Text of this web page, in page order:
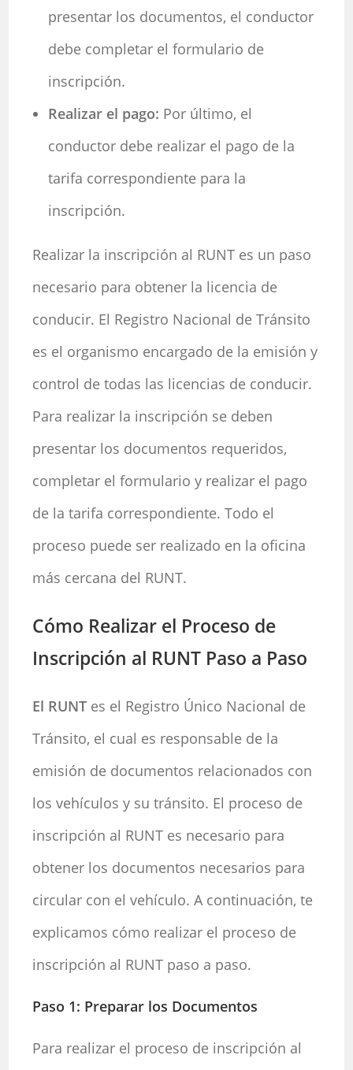
presentar los documentos, el conductor
debe completar el formulario de
inscripción.
Realizar el pago: Por último, el
conductor debe realizar el pago de la
tarifa correspondiente para la
inscripción.
Realizar la inscripción al RUNT es un paso
necesario para obtener la licencia de
conducir. El Registro Nacional de Tránsito
es el organismo encargado de la emisión y
control de todas las licencias de conducir.
Para realizar la inscripción se deben
presentar los documentos requeridos,
completar el formulario y realizar el pago
de la tarifa correspondiente. Todo el
proceso puede ser realizado en la oficina
más cercana del RUNT.
Cómo Realizar el Proceso de
Inscripción al RUNT Paso a Paso
El RUNT es el Registro Único Nacional de
Tránsito, el cual es responsable de la
emisión de documentos relacionados con
los vehículos y su tránsito. El proceso de
inscripción al RUNT es necesario para
obtener los documentos necesarios para
circular con el vehículo. A continuación, te
explicamos cómo realizar el proceso de
inscripción al RUNT paso a paso.
Paso 1: Preparar los Documentos
Para realizar el proceso de inscripción al